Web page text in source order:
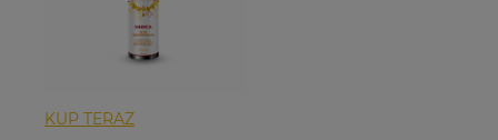
KUP TERAZ